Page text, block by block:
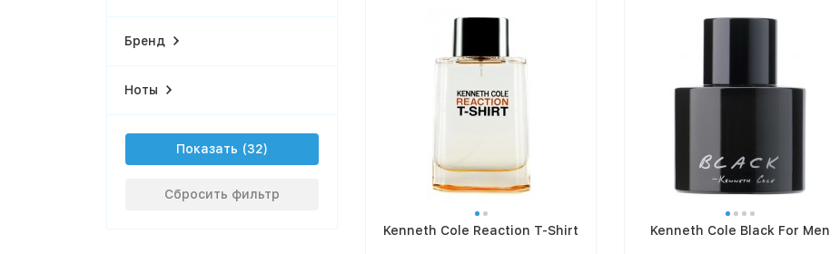
Kenneth Cole Reaction T-Shirt Kenneth Cole Black For Men
Бренд
Ноты
Показать
Сбросить фильтр